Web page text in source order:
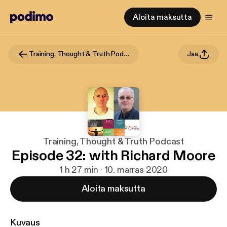
Aloita maksutta
Training, Thought & Truth Podcast Jaa
Training, Thought & Truth Podcast
Episode 32: with Richard Moore
1 h 27 min · 10. marras 2020
Aloita maksutta
Kuvaus